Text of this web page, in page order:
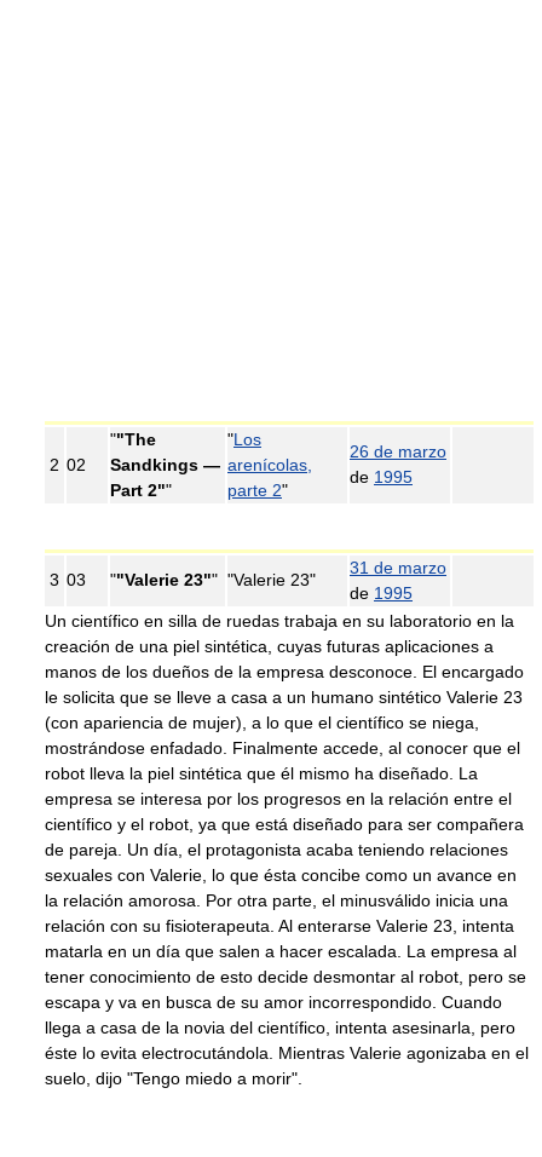
2 02
""The
Sandkings —
Part 2""
"Los
arenícolas,
parte 2"
26 de marzo
de 1995
3 03 ""Valerie 23"" "Valerie 23"
31 de marzo
de 1995
Un científico en silla de ruedas trabaja en su laboratorio en la
creación de una piel sintética, cuyas futuras aplicaciones a
manos de los dueños de la empresa desconoce. El encargado
le solicita que se lleve a casa a un humano sintético Valerie 23
(con apariencia de mujer), a lo que el científico se niega,
mostrándose enfadado. Finalmente accede, al conocer que el
robot lleva la piel sintética que él mismo ha diseñado. La
empresa se interesa por los progresos en la relación entre el
científico y el robot, ya que está diseñado para ser compañera
de pareja. Un día, el protagonista acaba teniendo relaciones
sexuales con Valerie, lo que ésta concibe como un avance en
la relación amorosa. Por otra parte, el minusválido inicia una
relación con su fisioterapeuta. Al enterarse Valerie 23, intenta
matarla en un día que salen a hacer escalada. La empresa al
tener conocimiento de esto decide desmontar al robot, pero se
escapa y va en busca de su amor incorrespondido. Cuando
llega a casa de la novia del científico, intenta asesinarla, pero
éste lo evita electrocutándola. Mientras Valerie agonizaba en el
suelo, dijo "Tengo miedo a morir".